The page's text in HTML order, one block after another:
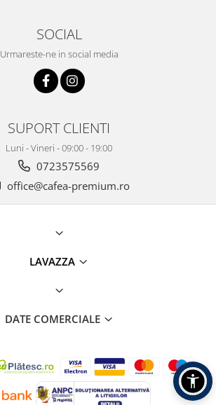
SOCIAL
Urmareste-ne in social media
SUPORT CLIENTI
Luni - Vineri - 09:00 - 19:00
0723575569
office@cafea-premium.ro
LAVAZZA
DATE COMERCIALE